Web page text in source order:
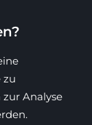
zu
Analyse